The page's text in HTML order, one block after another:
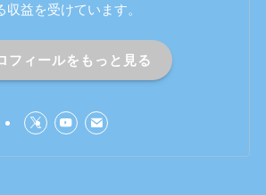
収益を受けています。
フィールをもっと見る